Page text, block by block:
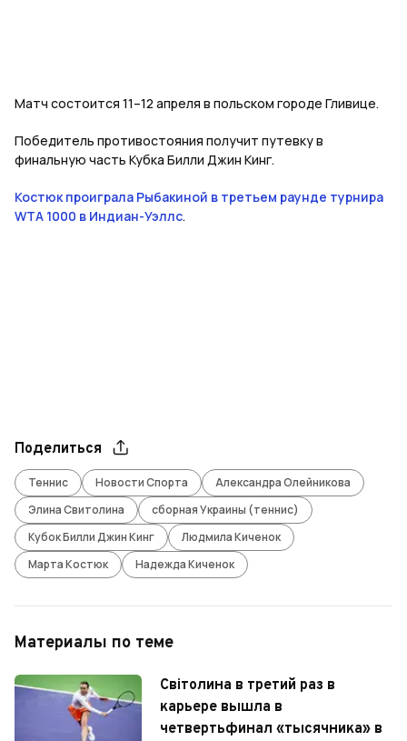
Матч состоится 11–12 апреля в польском городе Гливице.
Победитель противостояния получит путевку в
финальную часть Кубка Билли Джин Кинг.
Костюк проиграла Рыбакиной в третьем раунде турнира
WTA 1000 в Индиан-Уэллс.
Поделиться
Теннис Новости Спорта
Александра Олейникова
Элина Свитолина
сборная Украины (теннис)
Кубок Билли Джин Кинг
Людмила Киченок
Марта Костюк
Надежда Киченок
Материалы по теме
Світолина в третий раз в
карьере вышла в
четвертьфинал «тысячника» в